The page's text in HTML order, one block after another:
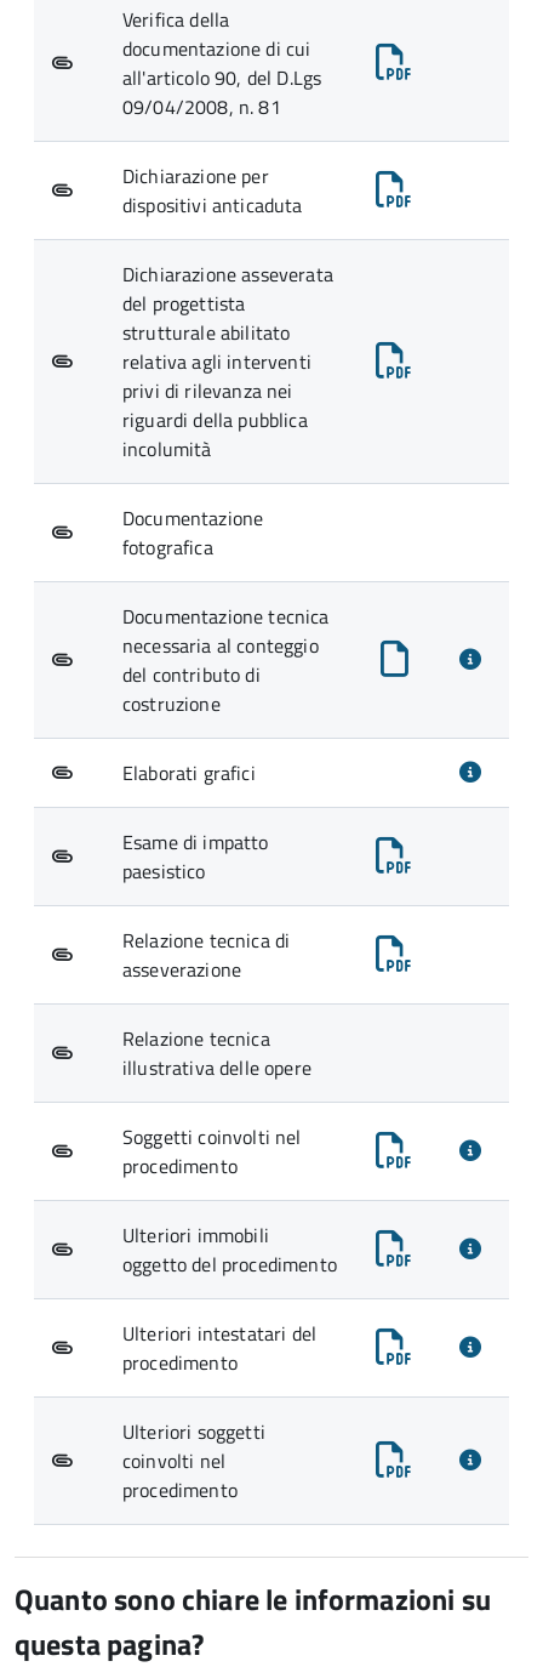
Verifica della
documentazione di cui
all'articolo 90, del D.Lgs
09/04/2008, n. 81
Dichiarazione per
dispositivi anticaduta
Dichiarazione asseverata
del progettista
strutturale abilitato
relativa agli interventi
privi di rilevanza nei
riguardi della pubblica
incolumità
Documentazione
fotografica
Documentazione tecnica
necessaria al conteggio
del contributo di
costruzione
Elaborati grafici
Esame di impatto
paesistico
Relazione tecnica di
asseverazione
Relazione tecnica
illustrativa delle opere
Soggetti coinvolti nel
procedimento
Ulteriori immobili
oggetto del procedimento
Ulteriori intestatari del
procedimento
Ulteriori soggetti
coinvolti nel
procedimento
Quanto sono chiare le informazioni su
questa pagina?